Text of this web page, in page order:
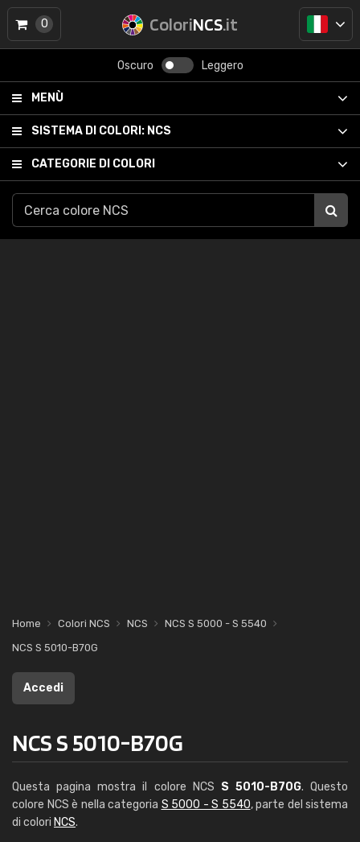
ColoriNCS.it
Oscuro Leggero
MENÙ
SISTEMA DI COLORI: NCS
CATEGORIE DI COLORI
0
Home Colori NCS NCS
NCS S 5000 - S 5540
NCS S 5010-B70G
Accedi
NCS S 5010-B70G
Questa pagina mostra il colore NCS S 5010-B70G. Questo
colore NCS è nella categoria S 5000 - S 5540, parte del sistema
di colori NCS.